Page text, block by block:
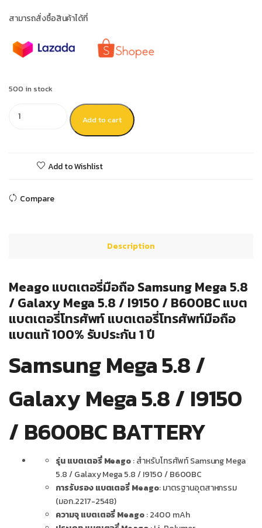
สามารถสั่งซื้อสินค้าได้ที่
500 in stock
Add to cart
Add to Wishlist
Compare
Description
Meago แบตเตอรี่มือถือ Samsung Mega 5.8
/ Galaxy Mega 5.8 / I9150 / B600BC แบต
แบตเตอรี่โทรศัพท์ แบตเตอรี่โทรศัพท์มือถือ
แบตแท้ 100% รับประกัน 1 ปี
Samsung Mega 5.8 /
Galaxy Mega 5.8 / I9150
/ B600BC BATTERY
รุ่น แบตเตอรี่ Meago: สำหรับโทรศัพท์ Samsung Mega
5.8 / Galaxy Mega 5.8 / I9150 / B600BC
การรับรอง แบตเตอรี่ Meago: มาตรฐานอุตสาหกรรม
(มอก.2217-2548)
ความจุ แบตเตอรี่ Meago: 2400 mAh